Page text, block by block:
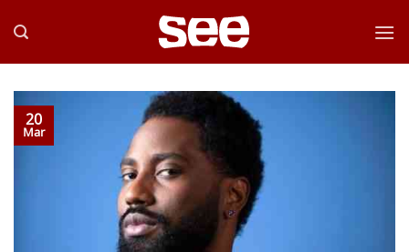
au
20
Mar